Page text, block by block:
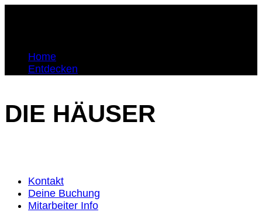
Home
Entdecken
DIE HÄUSER
Kontakt
Deine Buchung
Mitarbeiter Info